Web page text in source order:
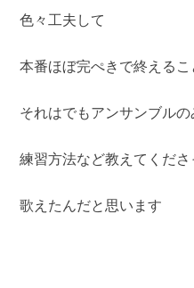
色々工夫して
本番ほぼ完ぺきで終える
それはでもアンサンブル
練習方法など教えてくださ
歌えたんだと思います